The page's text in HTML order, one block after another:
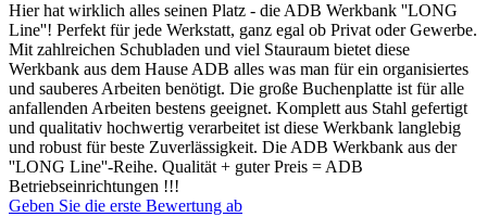
Hier hat wirklich alles seinen Platz - die ADB Werkbank ''LONG
Line''! Perfekt für jede Werkstatt, ganz egal ob Privat oder Gewerbe.
Mit zahlreichen Schubladen und viel Stauraum bietet diese
Werkbank aus dem Hause ADB alles was man für ein organisiertes
und sauberes Arbeiten benötigt. Die große Buchenplatte ist für alle
anfallenden Arbeiten bestens geeignet. Komplett aus Stahl gefertigt
und qualitativ hochwertig verarbeitet ist diese Werkbank langlebig
und robust für beste Zuverlässigkeit. Die ADB Werkbank aus der
''LONG Line''-Reihe. Qualität + guter Preis = ADB
Betriebseinrichtungen !!!
Geben Sie die erste Bewertung ab